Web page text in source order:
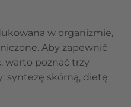
w organizmie,
Aby zapewnić
warto poznać trzy
syntezę skórną, dietę